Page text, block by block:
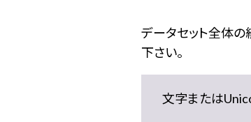
データセット全体の
下さい。
文字または